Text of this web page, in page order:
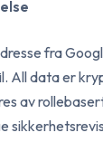
fra
All data er
av